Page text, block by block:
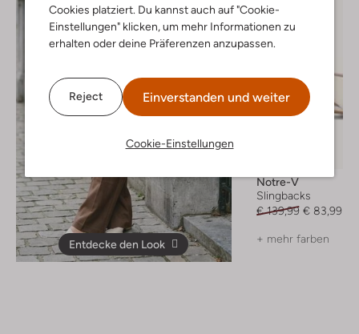
Cookies platziert. Du kannst auch auf "Cookie-
Einstellungen" klicken, um mehr Informationen zu
erhalten oder deine Präferenzen anzupassen.
Reject Einverstanden und weiter
Cookie-Einstellungen
Entdecke den Look
Notre-V
Slingbacks
€ 139,99 € 83,99
+ mehr farben